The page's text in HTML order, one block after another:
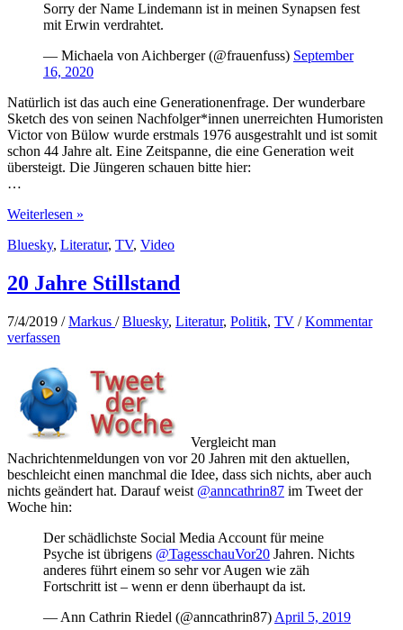
Sorry der Name Lindemann ist in meinen Synapsen fest
mit Erwin verdrahtet.
— Michaela von Aichberger (@frauenfuss) September
16, 2020
Natürlich ist das auch eine Generationenfrage. Der wunderbare
Sketch des von seinen Nachfolger*innen unerreichten Humoristen
Victor von Bülow wurde erstmals 1976 ausgestrahlt und ist somit
schon 44 Jahre alt. Eine Zeitspanne, die eine Generation weit
übersteigt. Die Jüngeren schauen bitte hier:
…
Mein
ist
Lindemann
Weiterlesen »
Bluesky, Literatur, TV, Video
20 Jahre Stillstand
7/4/2019 /Markus /Bluesky, Literatur, Politik, TV /Kommentar
verfassen
Vergleicht man
Nachrichtenmeldungen von vor 20 Jahren mit den aktuellen,
beschleicht einen manchmal die Idee, dass sich nichts, aber auch
nichts geändert hat. Darauf weist @anncathrin87 im Tweet der
Woche hin:
Der schädlichste Social Media Account für meine
Psyche ist übrigens @TagesschauVor20 Jahren. Nichts
anderes führt einem so sehr vor Augen wie zäh
Fortschritt ist – wenn er denn überhaupt da ist.
— Ann Cathrin Riedel (@anncathrin87) April 5, 2019